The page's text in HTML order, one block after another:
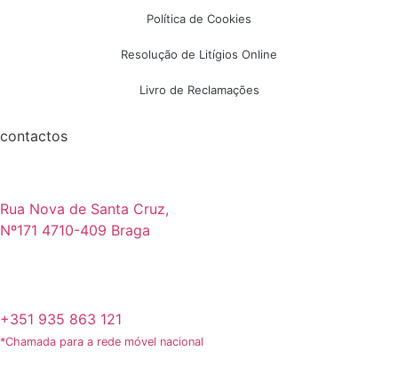
Política de Cookies
Resolução de Litígios Online
Livro de Reclamações
contactos
Rua Nova de Santa Cruz,
Nº171 4710-409 Braga
+351 935 863 121
*Chamada para a rede móvel nacional